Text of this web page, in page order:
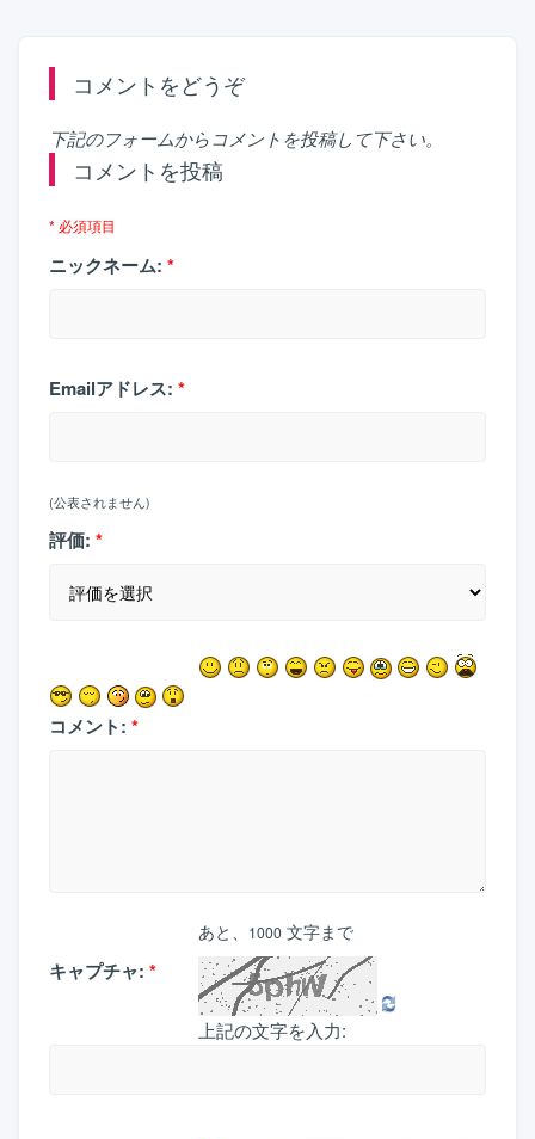
コメントをどうぞ
下記のフォームからコメントを投稿して下さい。
コメントを投稿
* 必須項目
ニックネーム: *
Emailアドレス: *
(公表されません)
評価: *
コメント: *
あと、 1000 文字まで
キャプチャ: *
上記の文字を入力: